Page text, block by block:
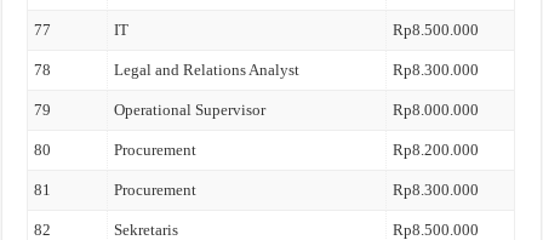
77 IT Rp8.500.000
78 Legal and Relations Analyst Rp8.300.000
79 Operational Supervisor Rp8.000.000
80 Procurement Rp8.200.000
81 Procurement Rp8.300.000
82 Sekretaris Rp8.500.000